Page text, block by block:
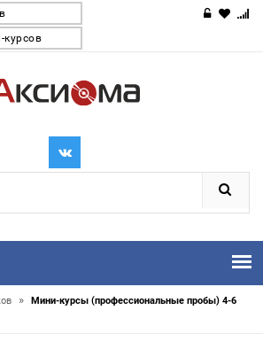
курсов
»
Мини-курсы (профессиональные пробы) 4-6